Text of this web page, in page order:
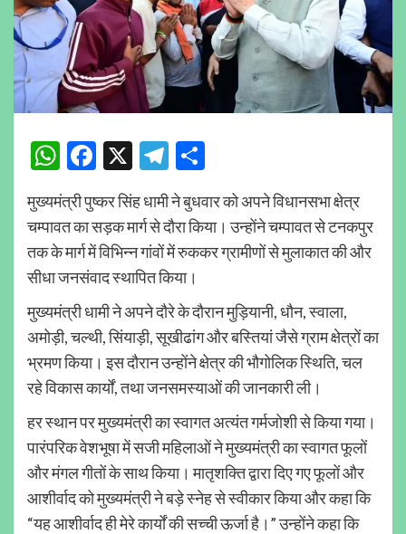
WhatsApp
Facebook
X Telegram
मुख्यमंत्री पुष्कर सिंह धामी ने बुधवार को अपने विधानसभा क्षेत्र
चम्पावत का सड़क मार्ग से दौरा किया। उन्होंने चम्पावत से टनकपुर
तक के मार्ग में विभिन्न गांवों में रुककर ग्रामीणों से मुलाकात की और
सीधा जनसंवाद स्थापित किया।
मुख्यमंत्री धामी ने अपने दौरे के दौरान मुड़ियानी, धौन, स्वाला,
अमोड़ी, चल्थी, सिंयाड़ी, सूखीढांग और बस्तियां जैसे ग्राम क्षेत्रों का
भ्रमण किया। इस दौरान उन्होंने क्षेत्र की भौगोलिक स्थिति, चल
रहे विकास कार्यों, तथा जनसमस्याओं की जानकारी ली।
हर स्थान पर मुख्यमंत्री का स्वागत अत्यंत गर्मजोशी से किया गया।
पारंपरिक वेशभूषा में सजी महिलाओं ने मुख्यमंत्री का स्वागत फूलों
और मंगल गीतों के साथ किया। मातृशक्ति द्वारा दिए गए फूलों और
आशीर्वाद को मुख्यमंत्री ने बड़े स्नेह से स्वीकार किया और कहा कि
“यह आशीर्वाद ही मेरे कार्यों की सच्ची ऊर्जा है।” उन्होंने कहा कि